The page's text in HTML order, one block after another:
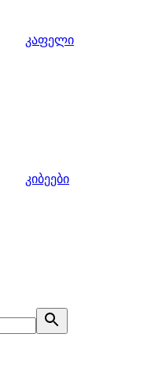
კაფელი
კიბეები